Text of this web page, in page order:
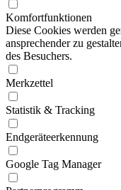
Komfortfunktionen
Diese Cookies werden
ansprechender zu
des Besuchers.
Merkzettel
Statistik & Tracking
Endgeräteerkennung
Google Tag Manager